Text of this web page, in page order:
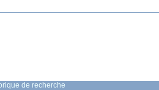
de recherche